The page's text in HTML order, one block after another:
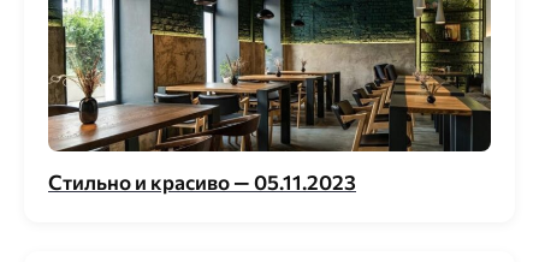
Стильно и красиво — 05.11.2023